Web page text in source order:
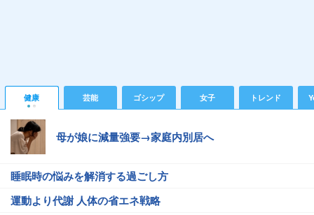
健康 芸能 ゴシップ 女子 トレンド
母が娘に減量強要→家庭内別居へ
睡眠時の悩みを解消する過ごし方
運動より代謝 人体の省エネ戦略